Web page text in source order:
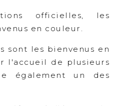
officielles, les
en couleur.
sont les bienvenus en
l'accueil de plusieurs
également un des